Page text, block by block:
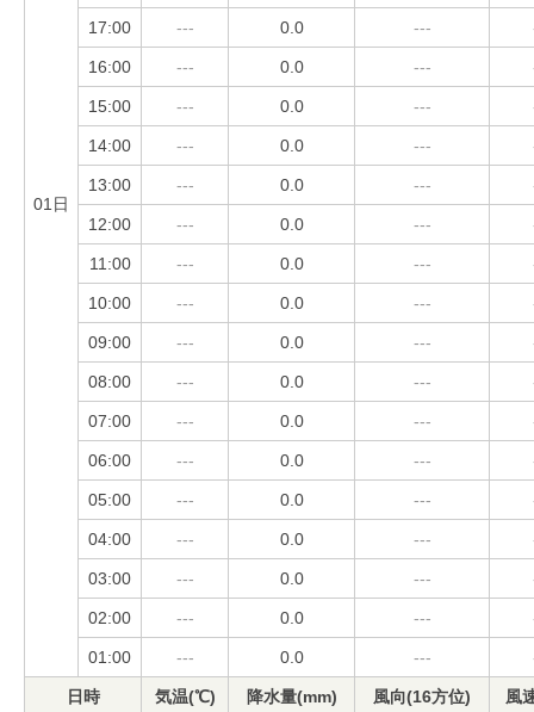
01日
17:00 --- 0.0 ---
16:00 --- 0.0 ---
15:00 --- 0.0 ---
14:00 --- 0.0 ---
13:00 --- 0.0 ---
12:00 --- 0.0 ---
11:00 --- 0.0 ---
10:00 --- 0.0 ---
09:00 --- 0.0 ---
08:00 --- 0.0 ---
07:00 --- 0.0 ---
06:00 --- 0.0 ---
05:00 --- 0.0 ---
04:00 --- 0.0 ---
03:00 --- 0.0 ---
02:00 --- 0.0 ---
01:00 --- 0.0 ---
日時 気温(℃) 降水量(mm) 風向(16方位) 風